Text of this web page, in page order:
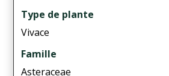
Type de plante
Vivace
Famille
Asteraceae